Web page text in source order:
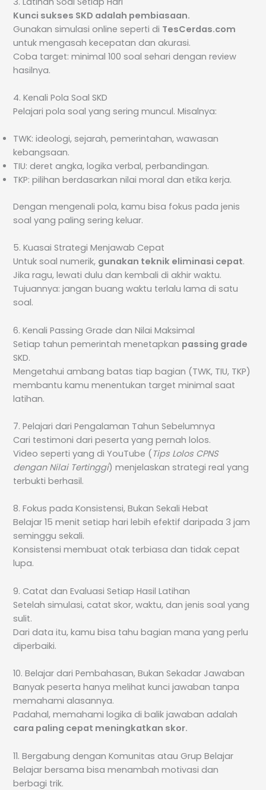
Kunci sukses SKD adalah pembiasaan.
Gunakan simulasi online seperti di TesCerdas.com
untuk mengasah kecepatan dan akurasi.
Coba target: minimal 100 soal sehari dengan review
hasilnya.
4. Kenali Pola Soal SKD
Pelajari pola soal yang sering muncul. Misalnya:
TWK: ideologi, sejarah, pemerintahan, wawasan
kebangsaan.
TIU: deret angka, logika verbal, perbandingan.
TKP: pilihan berdasarkan nilai moral dan etika kerja.
Dengan mengenali pola, kamu bisa fokus pada jenis
soal yang paling sering keluar.
5. Kuasai Strategi Menjawab Cepat
Untuk soal numerik, gunakan teknik eliminasi cepat.
Jika ragu, lewati dulu dan kembali di akhir waktu.
Tujuannya: jangan buang waktu terlalu lama di satu
soal.
6. Kenali Passing Grade dan Nilai Maksimal
Setiap tahun pemerintah menetapkan passing grade
SKD.
Mengetahui ambang batas tiap bagian (TWK, TIU, TKP)
membantu kamu menentukan target minimal saat
latihan.
7. Pelajari dari Pengalaman Tahun Sebelumnya
Cari testimoni dari peserta yang pernah lolos.
Video seperti yang di YouTube ( Tips Lolos CPNS
dengan Nilai Tertinggi) menjelaskan strategi real yang
terbukti berhasil.
8. Fokus pada Konsistensi, Bukan Sekali Hebat
Belajar 15 menit setiap hari lebih efektif daripada 3 jam
seminggu sekali.
Konsistensi membuat otak terbiasa dan tidak cepat
lupa.
9. Catat dan Evaluasi Setiap Hasil Latihan
Setelah simulasi, catat skor, waktu, dan jenis soal yang
sulit.
Dari data itu, kamu bisa tahu bagian mana yang perlu
diperbaiki.
10. Belajar dari Pembahasan, Bukan Sekadar Jawaban
Banyak peserta hanya melihat kunci jawaban tanpa
memahami alasannya.
Padahal, memahami logika di balik jawaban adalah
cara paling cepat meningkatkan skor.
11. Bergabung dengan Komunitas atau Grup Belajar
Belajar bersama bisa menambah motivasi dan
berbagi trik.